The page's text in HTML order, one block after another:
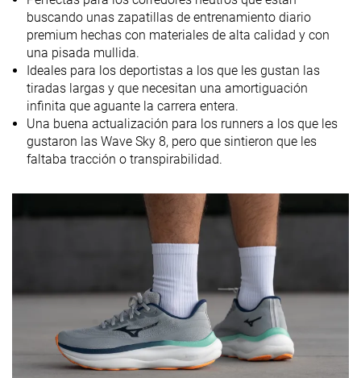
Técnica de
carrera
Medio/antepié
Talón
Medio/antepié
Medio/
Talla
Tallan un poquito
pequeño
pequeñas
Rigidez de la
mediasuela
- -
Diferencia de
mediasuela
Pequeña Pequeña
Decente
del talón
Media
Durabilidad
Decente Buena
buscando unas zapatillas de entrenamiento diario
premium hechas con materiales de alta calidad y con
una pisada mullida.
Ideales para los deportistas a los que les gustan las
tiradas largas y que necesitan una amortiguación
infinita que aguante la carrera entera.
Una buena actualización para los runners a los que les
gustaron las Wave Sky 8, pero que sintieron que les
faltaba tracción o transpirabilidad.